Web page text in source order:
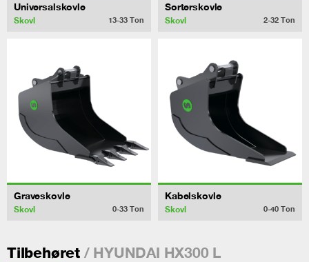
Universalskovle
Skovl 13-33 Ton
Sorterskovle
Skovl 2-32 Ton
Graveskovle
Skovl 0-33 Ton
Kabelskovle
Skovl 0-40 Ton
Tilbehøret/ HYUNDAI HX300 L